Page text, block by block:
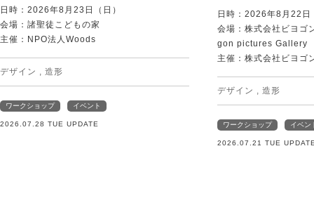
日時：2026年8月23日（日）
会場：諸聖徒こどもの家
主催：NPO法人Woods
デザイン , 造形
ワークショップ イベント
2026.07.28 TUE UPDATE
日時：2026年8月22日
会場：株式会社ビヨ
gon pictures Gallery
主催：株式会社ビヨゴ
デザイン , 造形
ワークショップ イベン
2026.07.21 TUE